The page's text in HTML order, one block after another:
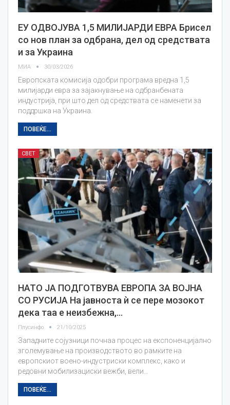
ЕУ ОДВОЈУВА 1,5 МИЛИЈАРДИ ЕВРА Брисел
со нов план за одбрана, дел од средствата
и за Украина
МИА 30/03/2026
Европската комисија одобри програма вредна 1,5
милијарди евра за зајакнување на одбранбената
индустрија, при што дел од средствата се наменети за
поддршка на Украина.
ПОВЕЌЕ...
СВЕТ
НАТО ЈА ПОДГОТВУВА ЕВРОПА ЗА ВОЈНА
СО РУСИЈА На јавноста ѝ се пере мозокот
дека таа е неизбежна,…
Плусинфо 21/10/2025
Западните сојузници почнаа процес на експоненцијално
зголемување на производството во рамките на
европскиот воено-индустриски комплекс, како и
редовни мобилизациски вежби, вели…
ПОВЕЌЕ...